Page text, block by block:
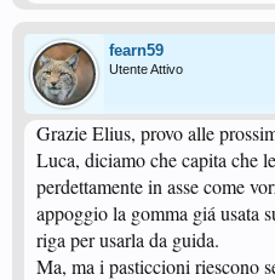
fearn59
Utente Attivo
Grazie Elius, provo alle
Luca, diciamo che capita che
perdettamente in asse come
appoggio la gomma giá usata
riga per usarla da guida.
Ma, ma i pasticcioni riescono